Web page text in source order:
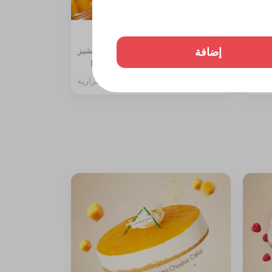
جلي
تشيز كيك مانجو قطعة
المكونات: طبقة بسكوت دايجستف والتشيز
مع سبونج الفانيليا مغطاة بصوص المنجا
إضافة